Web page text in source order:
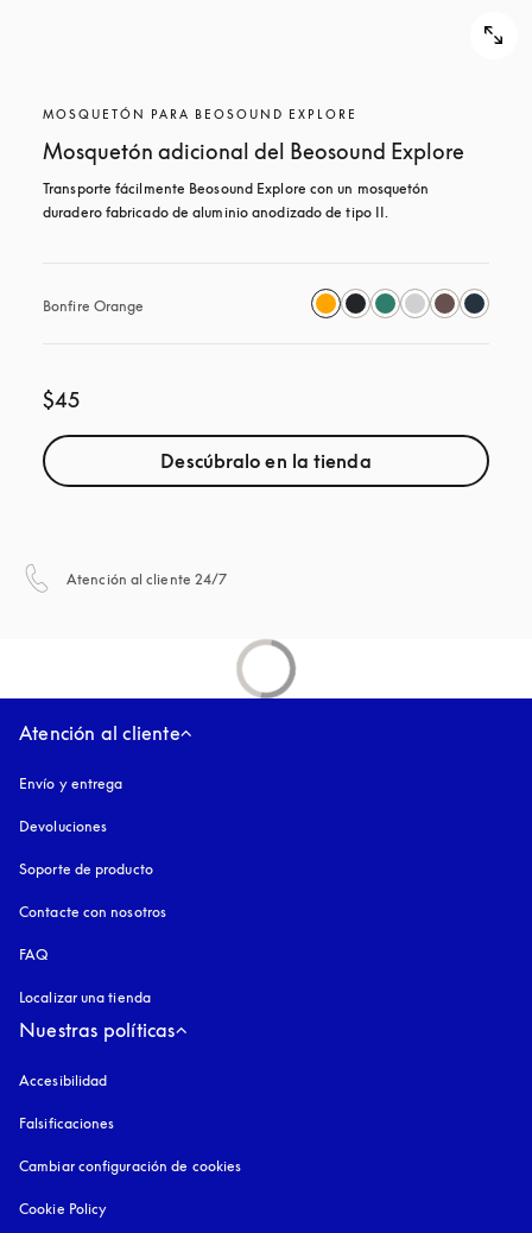
MOSQUETÓN PARA BEOSOUND EXPLORE
Mosquetón adicional del Beosound Explore
Transporte fácilmente Beosound Explore con un mosquetón
duradero fabricado de aluminio anodizado de tipo II.
Bonfire Orange
$45
Descúbralo en la tienda
Atención al cliente 24/7
Atención al cliente
Envío y entrega
Devoluciones
Soporte de producto
Contacte con nosotros
FAQ
Localizar una tienda
Nuestras políticas
Accesibilidad
Falsificaciones
Cambiar configuración de cookies
Cookie Policy